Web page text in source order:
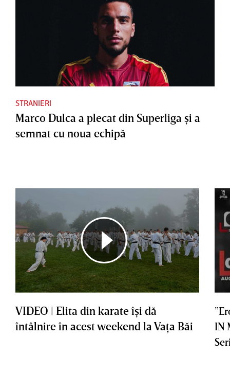
STRANIERI
Marco Dulca a plecat din Superliga şi a
semnat cu noua echipă
VIDEO | Elita din karate îşi dă
întâlnire în acest weekend la Vaţa Băi
IN